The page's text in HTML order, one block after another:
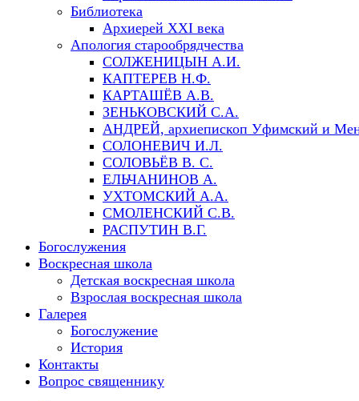
Библиотека
Архиерей XXI века
Апология старообрядчества
СОЛЖЕНИЦЫН А.И.
КАПТЕРЕВ Н.Ф.
КАРТАШЁВ А.В.
ЗЕНЬКОВСКИЙ С.А.
АНДРЕЙ, архиепископ Уфимский и
СОЛОНЕВИЧ И.Л.
СОЛОВЬЁВ В. С.
ЕЛЬЧАНИНОВ А.
УХТОМСКИЙ А.А.
СМОЛЕНСКИЙ С.В.
РАСПУТИН В.Г.
Богослужения
Воскресная школа
Детская воскресная школа
Взрослая воскресная школа
Галерея
Богослужение
История
Контакты
Вопрос священнику